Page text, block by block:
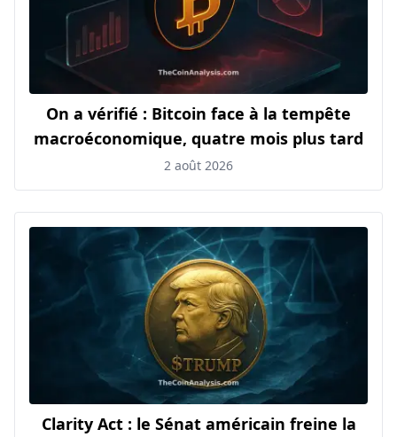
On a vérifié : Bitcoin face à la tempête
macroéconomique, quatre mois plus tard
2 août 2026
Clarity Act : le Sénat américain freine la